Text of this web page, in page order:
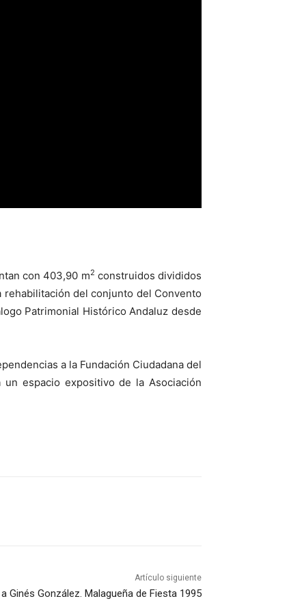
con 403,90 m2 construidos divididos
rehabilitación del conjunto del Convento
Patrimonial Histórico Andaluz desde
a la Fundación Ciudadana del
espacio expositivo de la Asociación
Artículo siguiente
Ginés González. Malagueña de Fiesta 1995